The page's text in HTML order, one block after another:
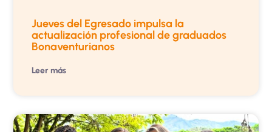
Jueves del Egresado impulsa la
actualización profesional de graduados
Bonaventurianos
Leer más